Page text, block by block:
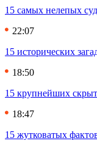
15 самых нелепых
22:07
15 исторических
18:50
15 крупнейших
18:47
15 жутковатых